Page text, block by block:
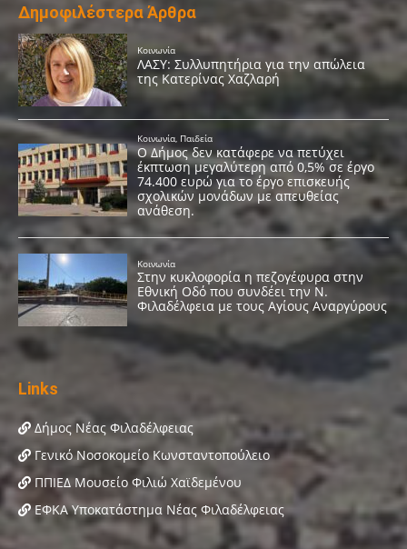
Δημοφιλέστερα Άρθρα
Links
Δήμος Νέας Φιλαδέλφειας
Γενικό Νοσοκομείο Κωνσταντοπούλειο
ΠΠΙΕΔ Μουσείο Φιλιώ Χαϊδεμένου
ΕΦΚΑ Υποκατάστημα Νέας Φιλαδέλφειας